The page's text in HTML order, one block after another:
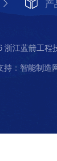
产
浙江蓝箭工程
持：智能制造